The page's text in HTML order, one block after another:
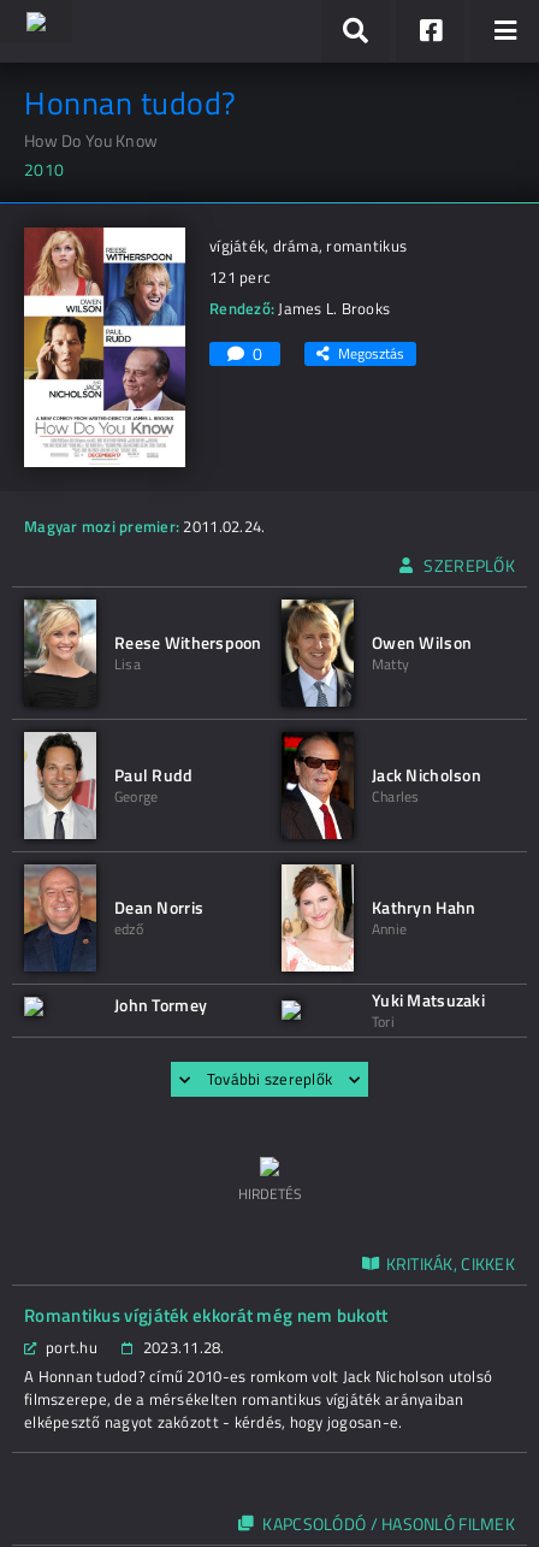
Honnan tudod?
How Do You Know
2010
vígjáték, dráma, romantikus
121 perc
Rendező:James L. Brooks
0 Megosztás
Magyar mozi premier: 2011.02.24.
SZEREPLŐK
Reese Witherspoon
Lisa
Owen Wilson
Matty
Paul Rudd
George
Jack Nicholson
Charles
Dean Norris
edző
Kathryn Hahn
Annie
John Tormey Yuki Matsuzaki
Tori
További szereplők
HIRDETÉS
KRITIKÁK, CIKKEK
Romantikus vígjáték ekkorát még nem bukott
port.hu
2023.11.28.
A Honnan tudod? című 2010-es romkom volt Jack Nicholson utolsó
filmszerepe, de a mérsékelten romantikus vígjáték arányaiban
elképesztő nagyot zakózott - kérdés, hogy jogosan-e.
KAPCSOLÓDÓ / HASONLÓ FILMEK